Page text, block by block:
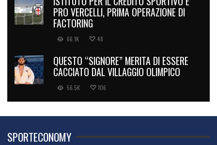
PRO VERCELLI, PRIMA OPERAZIONE DI
FACTORING
66.1K 48
QUESTO “SIGNORE” MERITA DI ESSERE
CACCIATO DAL VILLAGGIO OLIMPICO
56.5K 106
SPORTECONOMY